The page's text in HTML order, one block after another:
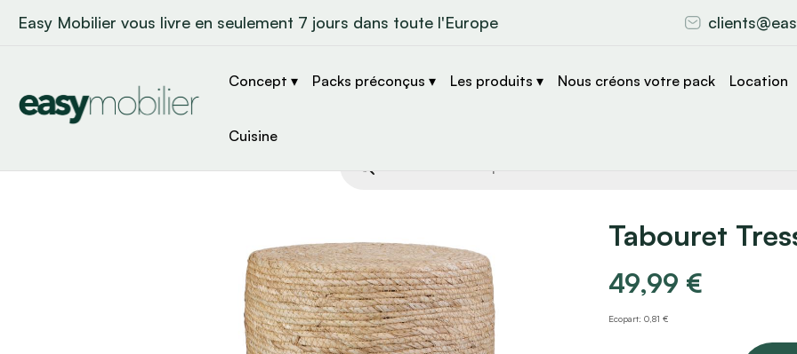
Easy Mobilier vous livre en seulement 7 jours dans toute l'Europe
Concept ▾ Packs préconçus ▾ Les produits ▾ Nous créons votre pack Location
Cuisine
de
Tabouret
49,99 €
Ecopart: 0,81 €